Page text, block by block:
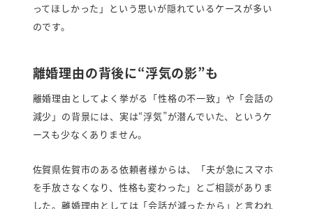
ってほしかった」という思いが隠れているケースが多い
のです。
離婚理由の背後に“浮気の影”も
離婚理由としてよく挙がる「性格の不一致」や「会話の
減少」の背景には、実は“浮気”が潜んでいた、というケ
ースも少なくありません。
佐賀県佐賀市のある依頼者様からは、「夫が急にスマホ
を手放さなくなり、性格も変わった」とご相談がありま
した。離婚理由としては「会話が減ったから」と言われ